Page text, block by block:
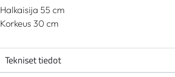
Halkaisija 55 cm
Korkeus 30 cm
Tekniset tiedot